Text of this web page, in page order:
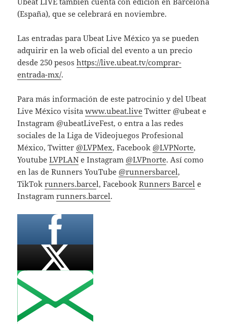
(España), que se celebrará en noviembre.
Las entradas para Ubeat Live México ya se pueden
adquirir en la web oficial del evento a un precio
desde 250 pesoshttps://live.ubeat.tv/comprar-
entrada-mx/.
Para más información de este patrocinio y del Ubeat
Live México visitawww.ubeat.live Twitter @ubeat e
Instagram @ubeatLiveFest, o entra a las redes
sociales de la Liga de Videojuegos Profesional
México, Twitter @LVPMex, Facebook @LVPNorte,
YoutubeLVPLAN e Instagram @LVPnorte. Así como
en las de Runners YouTube @runnersbarcel,
TikTokrunners.barcel, FacebookRunners Barcel e
Instagramrunners.barcel.